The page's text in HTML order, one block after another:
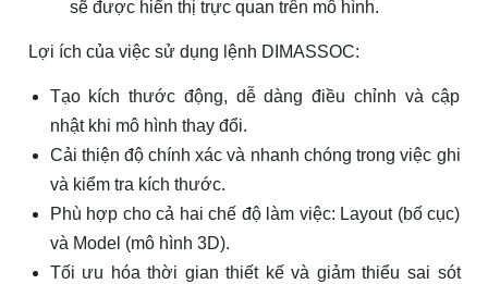
sẽ được hiển thị trực quan trên mô hình.
Lợi ích của việc sử dụng lệnh DIMASSOC:
Tạo kích thước động, dễ dàng điều chỉnh và cập
nhật khi mô hình thay đổi.
Cải thiện độ chính xác và nhanh chóng trong việc ghi
và kiểm tra kích thước.
Phù hợp cho cả hai chế độ làm việc: Layout (bố cục)
và Model (mô hình 3D).
Tối ưu hóa thời gian thiết kế và giảm thiểu sai sót